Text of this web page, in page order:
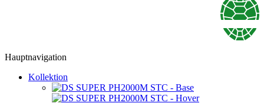
Hauptnavigation
Kollektion